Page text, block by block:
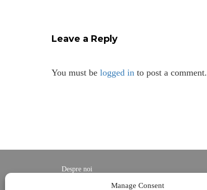
Manage Consent
Leave a Reply
You must be logged in to post a comment.
Despre noi